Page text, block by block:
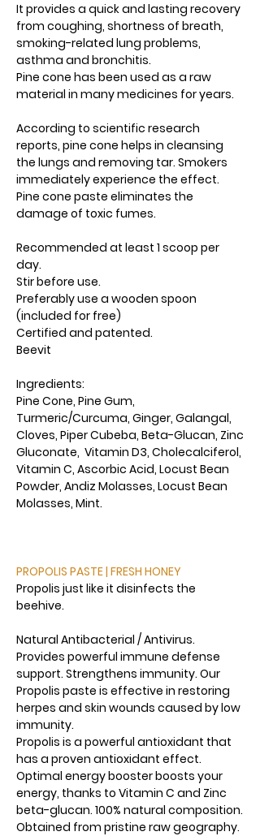
It provides a quick and lasting recovery
from coughing, shortness of breath,
smoking-related lung problems,
asthma and bronchitis.
Pine cone has been used as a raw
material in many medicines for years.
According to scientific research
reports, pine cone helps in cleansing
the lungs and removing tar. Smokers
immediately experience the effect.
Pine cone paste eliminates the
damage of toxic fumes.
Recommended at least 1 scoop per
day.
Stir before use.
Preferably use a wooden spoon
(included for free)
Certified and patented.
Beevit
Ingredients:
Pine Cone, Pine Gum,
Turmeric/Curcuma, Ginger, Galangal,
Cloves, Piper Cubeba, Beta-Glucan, Zinc
Gluconate, Vitamin D3, Cholecalciferol,
Vitamin C, Ascorbic Acid, Locust Bean
Powder, Andiz Molasses, Locust Bean
Molasses, Mint.
PROPOLIS PASTE | FRESH HONEY
Propolis just like it disinfects the
beehive.
Natural Antibacterial / Antivirus.
Provides powerful immune defense
support. Strengthens immunity. Our
Propolis paste is effective in restoring
herpes and skin wounds caused by low
immunity.
Propolis is a powerful antioxidant that
has a proven antioxidant effect.
Optimal energy booster boosts your
energy, thanks to Vitamin C and Zinc
beta-glucan. 100% natural composition.
Obtained from pristine raw geography.